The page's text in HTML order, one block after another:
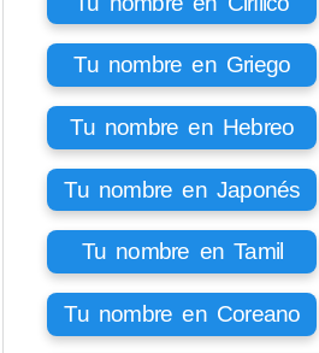
Tu nombre en Griego
Tu nombre en Hebreo
Tu nombre en Japonés
Tu nombre en Tamil
Tu nombre en Coreano